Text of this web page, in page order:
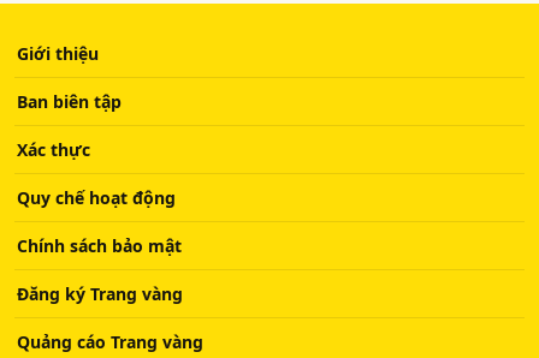
Giới thiệu
Ban biên tập
Xác thực
Quy chế hoạt động
Chính sách bảo mật
Đăng ký Trang vàng
Quảng cáo Trang vàng